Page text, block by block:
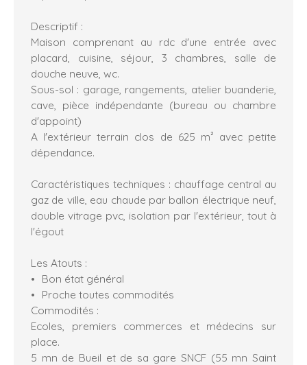
Descriptif :
Maison comprenant au rdc d'une entrée avec
placard, cuisine, séjour, 3 chambres, salle de
douche neuve, wc.
Sous-sol : garage, rangements, atelier buanderie,
cave, pièce indépendante (bureau ou chambre
d'appoint)
A l'extérieur terrain clos de 625 m² avec petite
dépendance.
Caractéristiques techniques : chauffage central au
gaz de ville, eau chaude par ballon électrique neuf,
double vitrage pvc, isolation par l'extérieur, tout à
l'égout
Les Atouts :
Bon état général
Proche toutes commodités
Commodités :
Ecoles, premiers commerces et médecins sur
place.
5 mn de Bueil et de sa gare SNCF (55 mn Saint